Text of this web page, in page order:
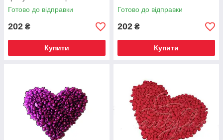
250 г
Готово до відправки
202 ₴
Купити
Готово до відправки
202 ₴
Купити